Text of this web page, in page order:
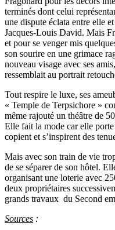
terminés dont celui
une dispute éclata entre elle
Jacques-Louis David. Mais
et pour se venger mis
son sourire en une grimace
nouveau visage avec ses
ressemblait au portrait
Tout respire le luxe, ses
« Temple de Terpsichore »
même rajouté un théâtre de
Elle fait la mode car elle
copient et s’inspirent des
Mais avec son train de vie
de se séparer de son hôtel.
organisant une loterie avec
deux propriétaires
grands travaux du Second
Sources :